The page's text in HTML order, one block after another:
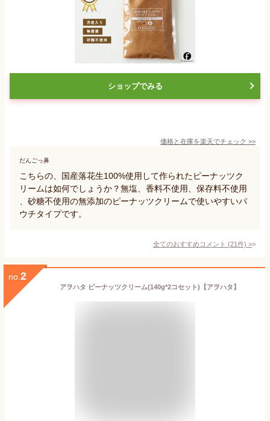
ショップでみる
価格と在庫を楽天でチェック >>
だんごっ鼻
こちらの、国産落花生100%使用して作られたピーナッツク
リームは如何でしょうか？無塩、香料不使用、保存料不使用
、砂糖不使用の無添加のピーナッツクリームで使いやすいパ
ウチタイプです。
全てのおすすめコメント (21件) >
no. 2
アヲハタ ピーナッツクリーム(140g*2コセット)【アヲハタ】